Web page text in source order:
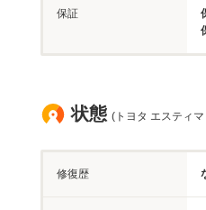
保証
状態 (トヨタ エスティ
修復歴